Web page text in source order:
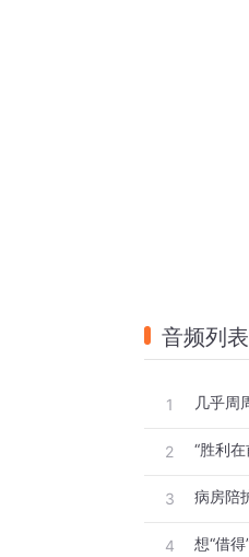
音频列表
1 几乎周
2 “胜利
3 病房陪
4